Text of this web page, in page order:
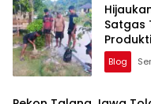
Satgas
Sesor
Blog